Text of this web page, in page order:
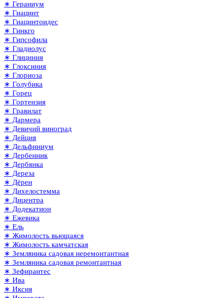
∗ Гераниум
∗ Гиацинт
∗ Гиацинтоидес
∗ Гинкго
∗ Гипсофила
∗ Гладиолус
∗ Глициния
∗ Глоксиния
∗ Глориоза
∗ Голубика
∗ Горец
∗ Гортензия
∗ Гравилат
∗ Дармера
∗ Девичий виноград
∗ Дейция
∗ Дельфиниум
∗ Дербенник
∗ Дербянка
∗ Дереза
∗ Дёрен
∗ Дихелостемма
∗ Дицентра
∗ Додекатион
∗ Ежевика
∗ Ель
∗ Жимолость вьющаяся
∗ Жимолость камчатская
∗ Земляника садовая неремонтантная
∗ Земляника садовая ремонтантная
∗ Зефирантес
∗ Ива
∗ Иксия